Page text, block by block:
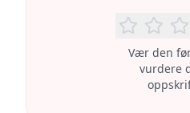
Vær den
vurdere